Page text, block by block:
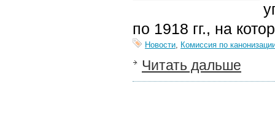
по 1918 гг., на
Новости, Комиссия по
Читать дальше